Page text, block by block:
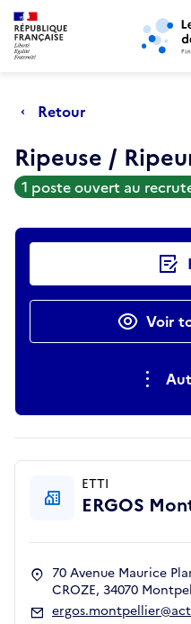
Aller au menu principal Aller
Retour
Ripeuse /
1 poste ouvert au
Actions rapides
Voir
ETTI
ERGOS
70 Avenue Maurice
CROZE, 34070
Retour au début de la page
Panneau de gestion des